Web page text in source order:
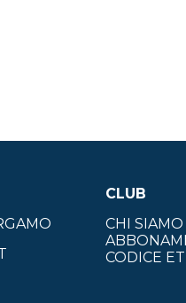
CLUB
CHI SIAMO
CODICE